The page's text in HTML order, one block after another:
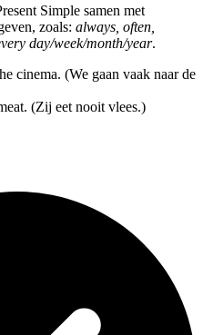
Simple samen met
zoals: always, often,
day/week/month/year.
cinema. (We gaan vaak naar de
(Zij eet nooit vlees.)